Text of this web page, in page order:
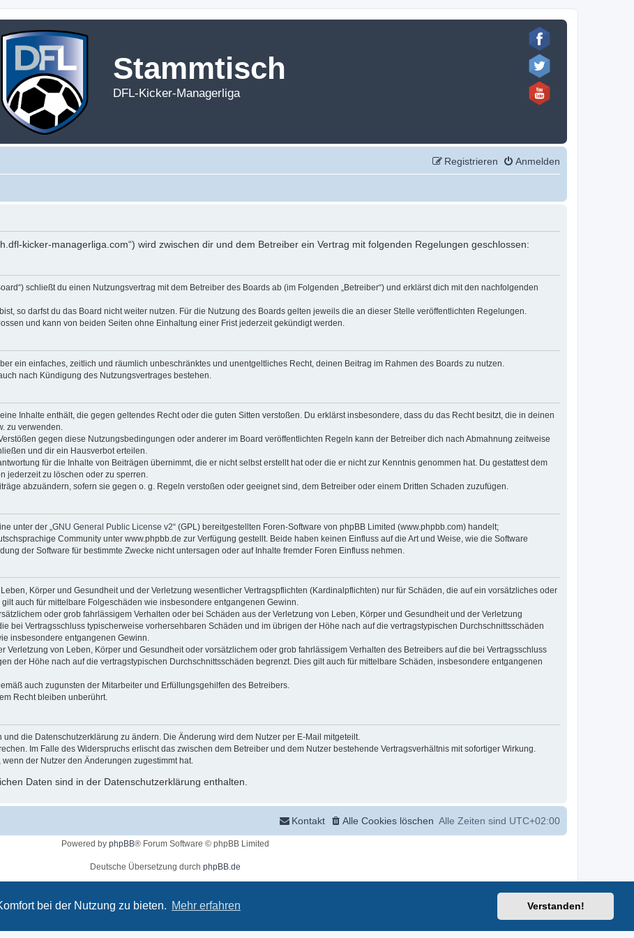
bei der Nutzung zu bieten. Mehr erfahren Verstanden!
Stammtisch
DFL-Kicker-Managerliga
Anmelden
Registrieren
kicker-managerliga.com“) wird zwischen dir und dem Betreiber ein Vertrag mit folgenden Regelungen geschlossen:
schließt du einen Nutzungsvertrag mit dem Betreiber des Boards ab (im Folgenden „Betreiber“) und erklärst dich mit den nachfolgenden
so darfst du das Board nicht weiter nutzen. Für die Nutzung des Boards gelten jeweils die an dieser Stelle veröffentlichten Regelungen.
und kann von beiden Seiten ohne Einhaltung einer Frist jederzeit gekündigt werden.
ein einfaches, zeitlich und räumlich unbeschränktes und unentgeltliches Recht, deinen Beitrag im Rahmen des Boards zu nutzen.
nach Kündigung des Nutzungsvertrages bestehen.
Inhalte enthält, die gegen geltendes Recht oder die guten Sitten verstoßen. Du erklärst insbesondere, dass du das Recht besitzt, die in deinen
zu verwenden.
gegen diese Nutzungsbedingungen oder anderer im Board veröffentlichten Regeln kann der Betreiber dich nach Abmahnung zeitweise
und dir ein Hausverbot erteilen.
für die Inhalte von Beiträgen übernimmt, die er nicht selbst erstellt hat oder die er nicht zur Kenntnis genommen hat. Du gestattest dem
jederzeit zu löschen oder zu sperren.
abzuändern, sofern sie gegen o. g. Regeln verstoßen oder geeignet sind, dem Betreiber oder einem Dritten Schaden zuzufügen.
unter der „ GNU General Public License v2“ (GPL) bereitgestellten Foren-Software von phpBB Limited (www.phpbb.com) handelt;
Community unter www.phpbb.de zur Verfügung gestellt. Beide haben keinen Einfluss auf die Art und Weise, wie die Software
der Software für bestimmte Zwecke nicht untersagen oder auf Inhalte fremder Foren Einfluss nehmen.
Körper und Gesundheit und der Verletzung wesentlicher Vertragspflichten (Kardinalpflichten) nur für Schäden, die auf ein vorsätzliches oder
auch für mittelbare Folgeschäden wie insbesondere entgangenen Gewinn.
oder grob fahrlässigem Verhalten oder bei Schäden aus der Verletzung von Leben, Körper und Gesundheit und der Verletzung
bei Vertragsschluss typischerweise vorhersehbaren Schäden und im übrigen der Höhe nach auf die vertragstypischen Durchschnittsschäden
insbesondere entgangenen Gewinn.
Verletzung von Leben, Körper und Gesundheit oder vorsätzlichem oder grob fahrlässigem Verhalten des Betreibers auf die bei Vertragsschluss
der Höhe nach auf die vertragstypischen Durchschnittsschäden begrenzt. Dies gilt auch für mittelbare Schäden, insbesondere entgangenen
auch zugunsten der Mitarbeiter und Erfüllungsgehilfen des Betreibers.
Recht bleiben unberührt.
die Datenschutzerklärung zu ändern. Die Änderung wird dem Nutzer per E-Mail mitgeteilt.
Im Falle des Widerspruchs erlischt das zwischen dem Betreiber und dem Nutzer bestehende Vertragsverhältnis mit sofortiger Wirkung.
der Nutzer den Änderungen zugestimmt hat.
Daten sind in der Datenschutzerklärung enthalten.
Alle Zeiten sind UTC+02:00
Alle Cookies löschen
Kontakt
Powered by phpBB® Forum Software © phpBB Limited
Deutsche Übersetzung durch phpBB.de